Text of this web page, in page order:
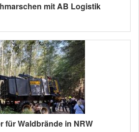
mit AB Logistik
für Waldbrände in NRW